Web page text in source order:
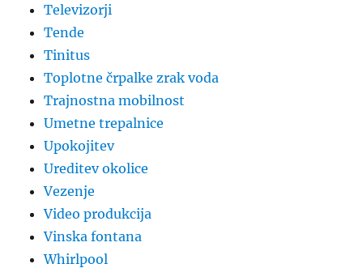
Televizorji
Tende
Tinitus
Toplotne črpalke zrak voda
Trajnostna mobilnost
Umetne trepalnice
Upokojitev
Ureditev okolice
Vezenje
Video produkcija
Vinska fontana
Whirlpool